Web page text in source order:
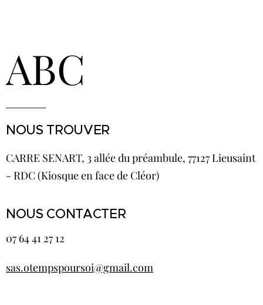
ABC
NOUS TROUVER
CARRE SENART, 3 allée du préambule, 77127 Lieusaint
- RDC (Kiosque en face de Cléor)
NOUS CONTACTER
07 64 41 27 12
sas.otempspoursoi@gmail.com